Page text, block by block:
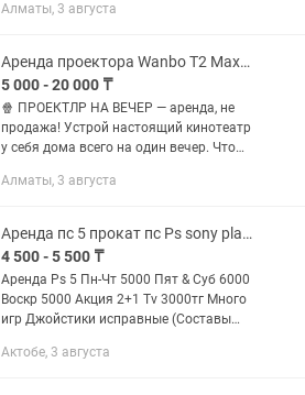
игровой консоли? Арендуйте
Алматы, 3 августа
Аренда проектора Wanbo T2 Max JBL (не продажа)
5 000 - 20 000 ₸
🍿 ПРОЕКТЛР НА ВЕЧЕР — аренда, не
продажа! Устрой настоящий кинотеатр
у себя дома всего на один вечер. Что
колонка JBL Clip 5 — от 10 000 тг/сутки
Алматы, 3 августа
Аренда пс 5 прокат пс Ps sony playstation 5
4 500 - 5 500 ₸
Аренда Ps 5 Пн-Чт 5000 Пят & Суб 6000
Воскр 5000 Акция 2+1 Tv 3000тг Много
игр Джойстики исправные (Составы
джойстики +1000тг/шт Сити, жилянка,
Актобе, 3 августа